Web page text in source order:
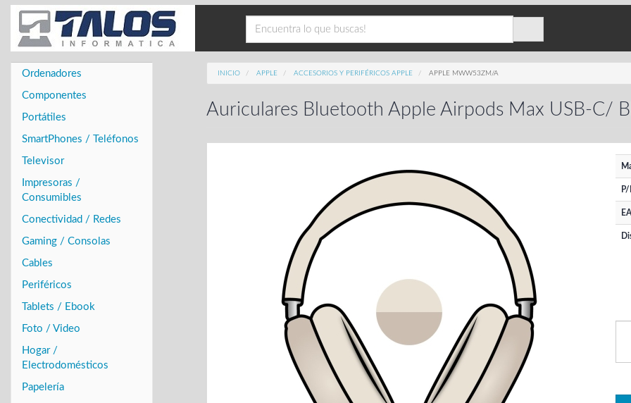
Ordenadores
Componentes
Portátiles
SmartPhones / Teléfonos
Televisor
Impresoras /
Consumibles
Conectividad / Redes
Gaming / Consolas
Cables
Periféricos
Tablets / Ebook
Foto / Video
Hogar /
Electrodomésticos
Papelería
INICIO APPLE ACCESORIOS Y PERIFÉRICOS APPLE APPLE MWW53ZM/A
Auriculares Bluetooth Apple Airpods Max USB-C/